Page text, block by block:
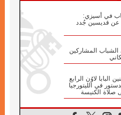
في أسيزي:
عن قديسين جُدد
الشباب المشاركين
البابا لاوُن الرابع
في الليتورجيا
صلاة الكنيسة
في تشرين الثاني